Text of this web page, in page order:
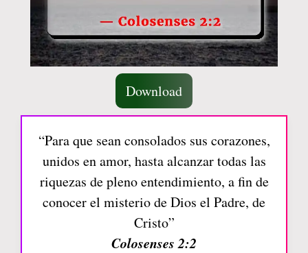
Download
“Para que sean consolados sus corazones,
unidos en amor, hasta alcanzar todas las
riquezas de pleno entendimiento, a fin de
conocer el misterio de Dios el Padre, de
Cristo”
Colosenses 2:2